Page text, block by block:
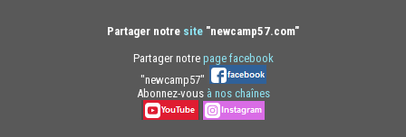
Partager notre site "newcamp57.com"
Partager notre page facebook
"newcamp57"
Abonnez-vous à nos chaînes